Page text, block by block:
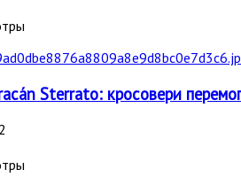
Sterrato: кросовери